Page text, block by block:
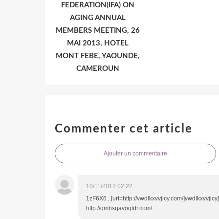
FEDERATION(IFA) ON
AGING ANNUAL
MEMBERS MEETING, 26
MAI 2013, HOTEL
MONT FEBE, YAOUNDE,
CAMEROUN
Commenter cet article
Ajouter un commentaire
10/11/2012 02:22
1zF6X6 , [url=http://vwdlkxvvjicy.com/
http://qmbsqavoqtdr.com/